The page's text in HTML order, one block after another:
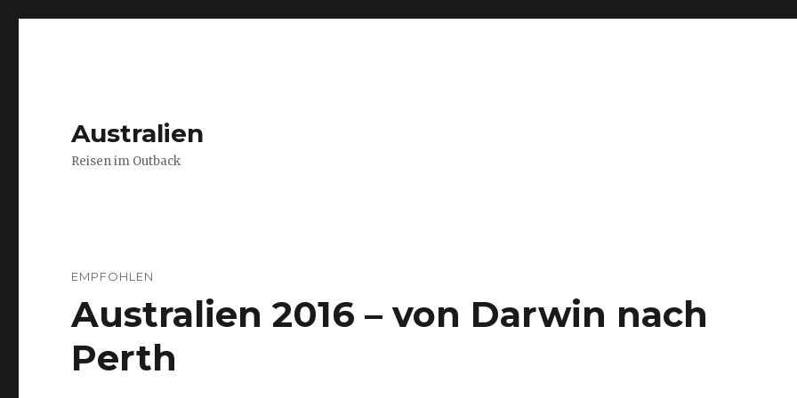
Australien
Reisen im Outback
EMPFOHLEN
Australien 2016 – von Darwin nach
Perth